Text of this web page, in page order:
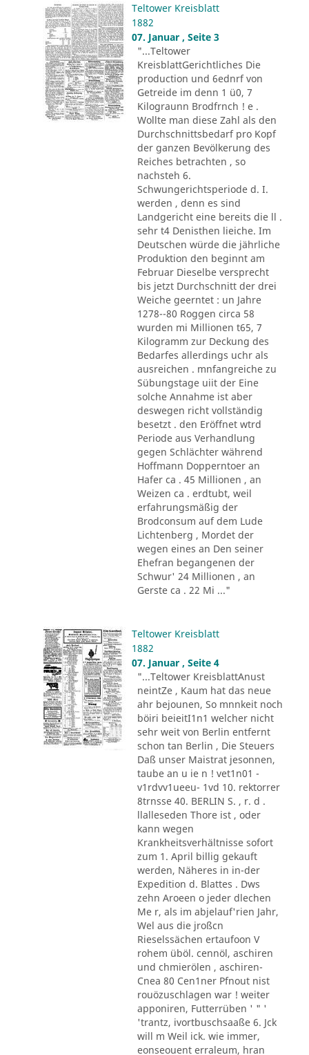
Teltower Kreisblatt
1882
07. Januar , Seite 3
"...Teltower
KreisblattGerichtliches Die
production und 6ednrf von
Getreide im denn 1 ü0, 7
Kilograunn Brodfrnch ! e .
Wollte man diese Zahl als den
Durchschnittsbedarf pro Kopf
der ganzen Bevölkerung des
Reiches betrachten , so
nachsteh 6.
Schwungerichtsperiode d. I.
werden , denn es sind
Landgericht eine bereits die ll .
sehr t4 Denisthen lieiche. Im
Deutschen würde die jährliche
Produktion den beginnt am
Februar Dieselbe versprecht
bis jetzt Durchschnitt der drei
Weiche geerntet : un Jahre
1278--80 Roggen circa 58
wurden mi Millionen t65, 7
Kilogramm zur Deckung des
Bedarfes allerdings uchr als
ausreichen . mnfangreiche zu
Sübungstage uiit der Eine
solche Annahme ist aber
deswegen richt vollständig
besetzt . den Eröffnet wtrd
Periode aus Verhandlung
gegen Schlächter während
Hoffmann Dopperntoer an
Hafer ca . 45 Millionen , an
Weizen ca . erdtubt, weil
erfahrungsmäßig der
Brodconsum auf dem Lude
Lichtenberg , Mordet der
wegen eines an Den seiner
Ehefran begangenen der
Schwur' 24 Millionen , an
Gerste ca . 22 Mi ..."
Teltower Kreisblatt
1882
07. Januar , Seite 4
"...Teltower KreisblattAnust
neintZe , Kaum hat das neue
ahr bejounen, So mnnkeit noch
böiri beieitI1n1 welcher nicht
sehr weit von Berlin entfernt
schon tan Berlin , Die Steuers
Daß unser Maistrat jesonnen,
taube an u ie n ! vet1n01 -
v1rdvv1ueeu- 1vd 10. rektorrer
8trnsse 40. BERLIN S. , r. d .
llalleseden Thore ist , oder
kann wegen
Krankheitsverhältnisse sofort
zum 1. April billig gekauft
werden, Näheres in in-der
Expedition d. Blattes . Dws
zehn Aroeen o jeder dlechen
Me r, als im abjelauf'rien Jahr,
Wel aus die jroßcn
Rieselssächen ertaufoon V
rohem üböl. cennöl, aschiren
und chmierölen , aschiren-
Cnea 80 Cen1ner Pfnout nist
rouözuschlagen war ! weiter
apponiren, Futterrüben ' " '
'trantz, ivortbuschsaaße 6. Jck
will m Weil ick. wie immer,
eonseouent erraleum, hran